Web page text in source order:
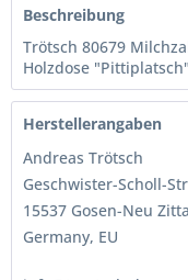
Beschreibung
Trötsch 80679
Holzdose
Herstellerangaben
Andreas Trötsch
Geschwister-Scholl-
15537 Gosen-Neu
Germany, EU